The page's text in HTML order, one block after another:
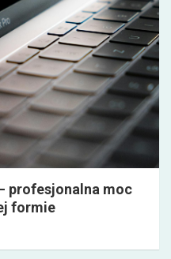
profesjonalna moc
formie